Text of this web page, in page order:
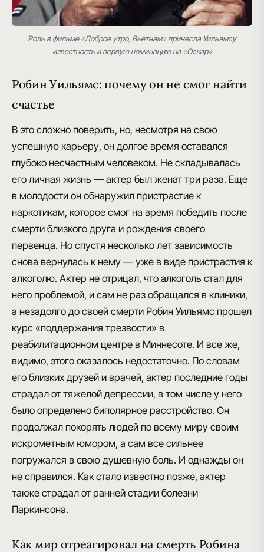
Роль в фильме «Доброе утро, Вьетнам» принесла Уильямсу
известность и первую номинацию на «Оскар»
Робин Уильямс: почему он не смог найти
счастье
В это сложно поверить, но, несмотря на свою
успешную карьеру, он долгое время оставался
глубоко несчастным человеком. Не складывалась
его личная жизнь — актер был женат три раза. Еще
в молодости он обнаружил пристрастие к
наркотикам, которое смог на время победить после
смерти близкого друга и рождения своего
первенца. Но спустя несколько лет зависимость
снова вернулась к нему — уже в виде пристрастия к
алкоголю. Актер не отрицал, что алкоголь стал для
него проблемой, и сам не раз обращался в клиники,
а незадолго до своей смерти Робин Уильямс прошел
курс «поддержания трезвости» в
реабилитационном центре в Миннесоте. И все же,
видимо, этого оказалось недостаточно. По словам
его близких друзей и врачей, актер последние годы
страдал от тяжелой депрессии, в том числе у него
было определено биполярное расстройство. Он
продолжал покорять людей по всему миру своим
искрометным юмором, а сам все сильнее
погружался в свою душевную боль. И однажды он
не справился. Как стало известно позже, актер
также страдал от ранней стадии болезни
Паркинсона.
Как мир отреагировал на смерть Робина